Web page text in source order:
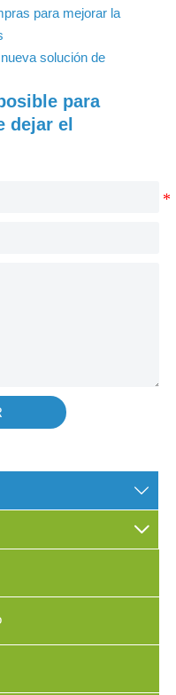
para mejorar la
solución de
para
dejar el

